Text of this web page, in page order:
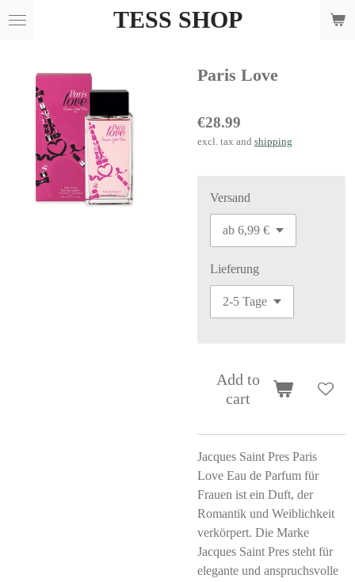
Skip
content
TESS SHOP
Paris Love
€28.99
excl. tax and shipping
Versand
Lieferung
Add to
cart
Jacques Saint Pres Paris
Love Eau de Parfum für
Frauen ist ein Duft, der
Romantik und Weiblichkeit
verkörpert. Die Marke
Jacques Saint Pres steht für
elegante und anspruchsvolle